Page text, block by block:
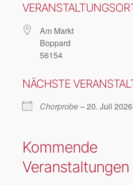
Am Markt
Boppard
56154
NÄCHSTE
Chorprobe– 20. Juli
Kommende
Veranstaltungen